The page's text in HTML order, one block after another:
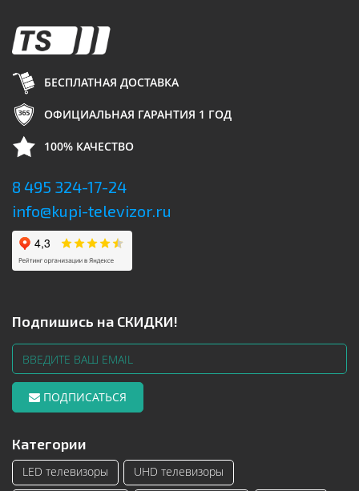
БЕСПЛАТНАЯ ДОСТАВКА
ОФИЦИАЛЬНАЯ ГАРАНТИЯ 1 ГОД
100% КАЧЕСТВО
8 495 324-17-24
info@kupi-televizor.ru
Подпишись на СКИДКИ!
ПОДПИСАТЬСЯ
Категории
LED телевизоры
UHD телевизоры